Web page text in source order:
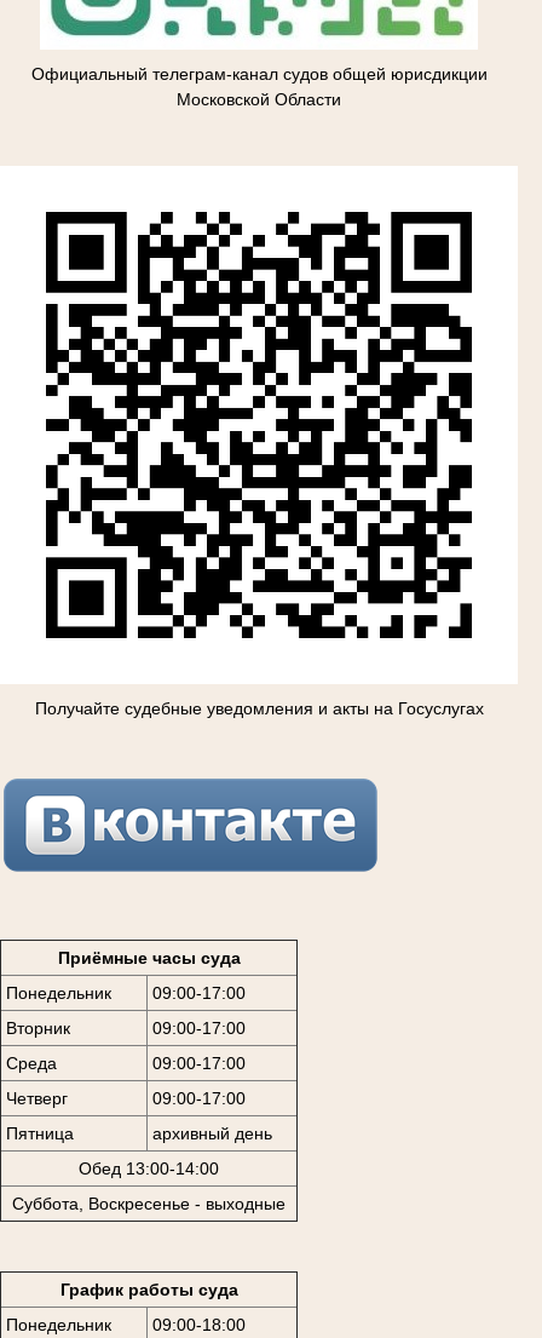
Официальный телеграм-канал судов общей юрисдикции
Московской Области
Получайте судебные уведомления и акты на Госуслугах
Приёмные часы суда
Понедельник
09:00-17:00
Вторник
09:00-17:00
Среда
09:00-17:00
Четверг
09:00-17:00
Пятница
архивный день
Обед 13:00-14:00
Суббота, Воскресенье - выходные
График работы суда
Понедельник
09:00-18:00